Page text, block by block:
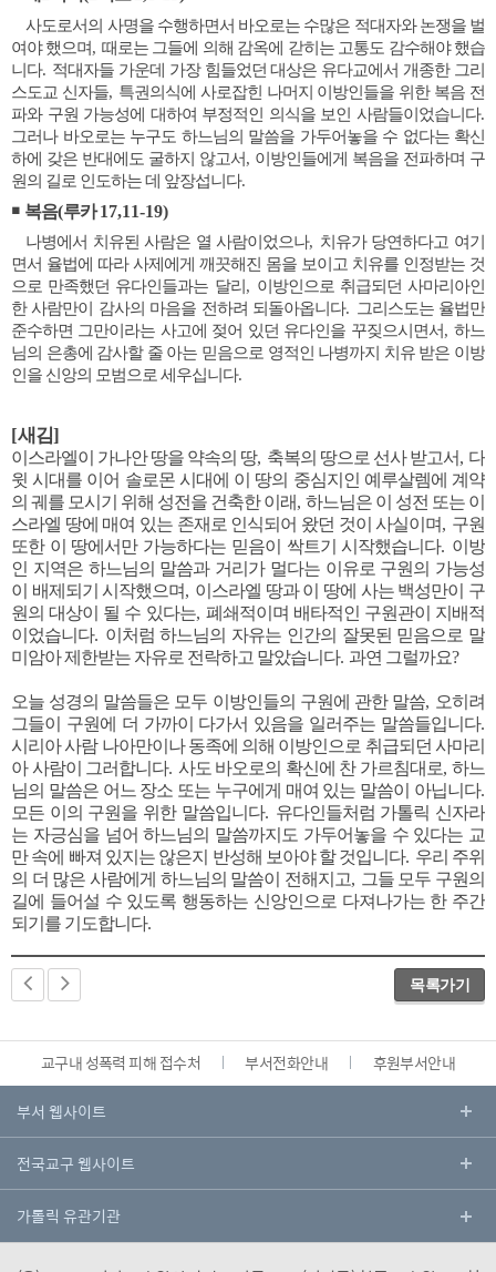
사도로서의 사명을 수행하면서 바오로는 수많은 적대자와 논쟁을 벌
여야 했으며, 때로는 그들에 의해 감옥에 갇히는 고통도 감수해야 했습
니다. 적대자들 가운데 가장 힘들었던 대상은 유다교에서 개종한 그리
스도교 신자들, 특권의식에 사로잡힌 나머지 이방인들을 위한 복음 전
파와 구원 가능성에 대하여 부정적인 의식을 보인 사람들이었습니다.
그러나 바오로는 누구도 하느님의 말씀을 가두어놓을 수 없다는 확신
하에 갖은 반대에도 굴하지 않고서, 이방인들에게 복음을 전파하며 구
원의 길로 인도하는 데 앞장섭니다.
￭ 복음(루카17,11-19)
나병에서 치유된 사람은 열 사람이었으나, 치유가 당연하다고 여기
면서 율법에 따라 사제에게 깨끗해진 몸을 보이고 치유를 인정받는 것
으로 만족했던 유다인들과는 달리 , 이방인으로 취급되던 사마리아인
한 사람만이 감사의 마음을 전하려 되돌아옵니다. 그리스도는 율법만
준수하면 그만이라는 사고에 젖어 있던 유다인을 꾸짖으시면서,하느
님의 은총에 감사할 줄 아는 믿음으로 영적인 나병까지 치유 받은 이방
인을 신앙의 모범으로 세우십니다.
[새김]
이스라엘이 가나안 땅을 약속의 땅, 축복의 땅으로 선사 받고서, 다
윗 시대를 이어 솔로몬 시대에 이 땅의 중심지인 예루살렘에 계약
의 궤를 모시기 위해 성전을 건축한 이래, 하느님은 이 성전 또는 이
스라엘 땅에 매여 있는 존재로 인식되어 왔던 것이 사실이며, 구원
또한 이 땅에서만 가능하다는 믿음이 싹트기 시작했습니다. 이방
인 지역은 하느님의 말씀과 거리가 멀다는 이유로 구원의 가능성
이 배제되기 시작했으며, 이스라엘 땅과 이 땅에 사는 백성만이 구
원의 대상이 될 수 있다는, 폐쇄적이며 배타적인 구원관이 지배적
이었습니다. 이처럼 하느님의 자유는 인간의 잘못된 믿음으로 말
미암아 제한받는 자유로 전락하고 말았습니다. 과연 그럴까요?
오늘 성경의 말씀들은 모두 이방인들의 구원에 관한 말씀, 오히려
그들이 구원에 더 가까이 다가서 있음을 일러주는 말씀들입니다.
시리아 사람 나아만이나 동족에 의해 이방인으로 취급되던 사마리
아 사람이 그러합니다. 사도 바오로의 확신에 찬 가르침대로, 하느
님의 말씀은 어느 장소 또는 누구에게 매여 있는 말씀이 아닙니다.
모든 이의 구원을 위한 말씀입니다. 유다인들처럼 가톨릭 신자라
는 자긍심을 넘어 하느님의 말씀까지도 가두어놓을 수 있다는 교
만 속에 빠져 있지는 않은지 반성해 보아야 할 것입니다. 우리 주위
의 더 많은 사람에게 하느님의 말씀이 전해지고, 그들 모두 구원의
길에 들어설 수 있도록 행동하는 신앙인으로 다져나가는 한 주간
되기를 기도합니다.
목록가기
교구내 성폭력 피해 접수처 부서전화안내 후원부서안내